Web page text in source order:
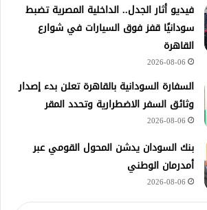
فيديو أثار الجدل.. الداخلية المصرية تضبط
سودانيًا قفز فوق السيارات في شوارع
القاهرة
2026-08-06
السفارة السودانية بالقاهرة تعلن بدء إصدار
وثائق السفر الاضطرارية وتحدد المقر
2026-08-06
بنك السودان يدشن المحول القومي عبر
أمدرمان الوطني
2026-08-06